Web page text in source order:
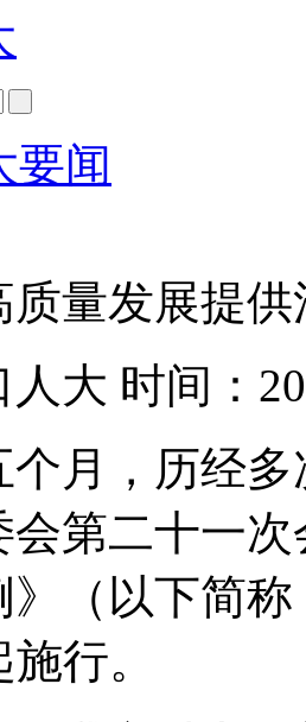
要闻
质量发展提
人大 时间：
月
， 历经
会第二十一
》（以下简
施行。